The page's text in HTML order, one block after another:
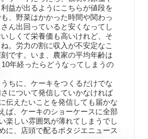
益が出るようにこちらが値段を
、野菜はかかった時間や関わっ
ん出回っていると安くなってし
しくて栄養価も高いけれど、そ
。労力の割に収入が不安定なこ
です。いま、農家の平均年齢は
年経ったらどうなってしまうの
ちに、ケーキをつくるだけでな
について発信していかなければ
伝えたいことを発信しても届かな
ば、ケーキのショーケースに全部
楽しい雰囲気が薄れてしまうでし
に、店頭で配るポタジエニュース